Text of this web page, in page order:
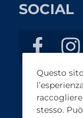
SOCIAL
Questo
stesso.